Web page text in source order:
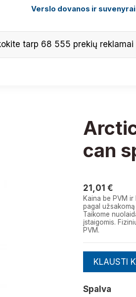
Verslo dovanos ir
can
21,01 €
Kaina be PVM
pagal
Taikome
įstaigomis.
PVM.
KLAUSTI
Spalva